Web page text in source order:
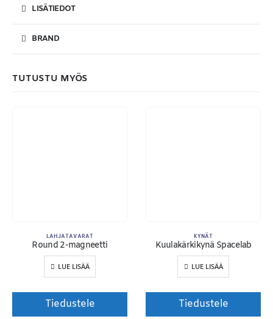
LISÄTIEDOT
BRAND
TUTUSTU MYÖS
LAHJATAVARAT
Round 2-magneetti
LUE LISÄÄ
Tiedustele
KYNÄT
Kuulakärkikynä Spacelab
LUE LISÄÄ
Tiedustele